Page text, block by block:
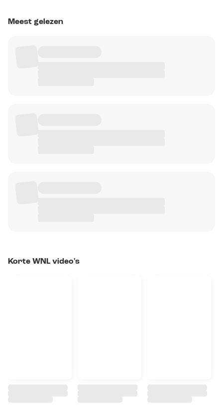
Meest gelezen
Korte WNL video's